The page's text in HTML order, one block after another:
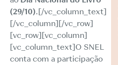
(29/10).[/vc_column_text]
[/vc_column][/vc_row]
[vc_row][vc_column]
[vc_column_text]O SNEL
conta com a participação